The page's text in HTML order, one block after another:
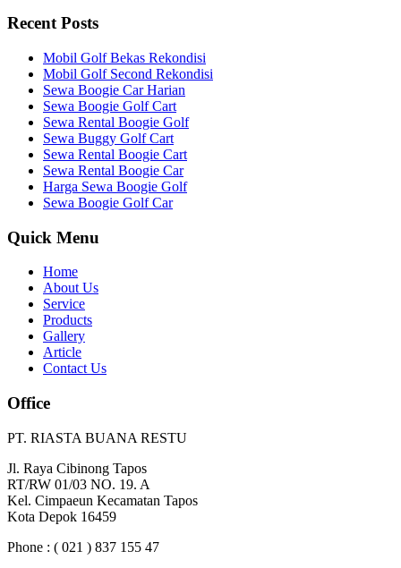
Recent Posts
Mobil Golf Bekas Rekondisi
Mobil Golf Second Rekondisi
Sewa Boogie Car Harian
Sewa Boogie Golf Cart
Sewa Rental Boogie Golf
Sewa Buggy Golf Cart
Sewa Rental Boogie Cart
Sewa Rental Boogie Car
Harga Sewa Boogie Golf
Sewa Boogie Golf Car
Quick Menu
Home
About Us
Service
Products
Gallery
Article
Contact Us
Office
PT. RIASTA BUANA RESTU
Jl. Raya Cibinong Tapos
RT/RW 01/03 NO. 19. A
Kel. Cimpaeun Kecamatan Tapos
Kota Depok 16459
Phone : ( 021 ) 837 155 47